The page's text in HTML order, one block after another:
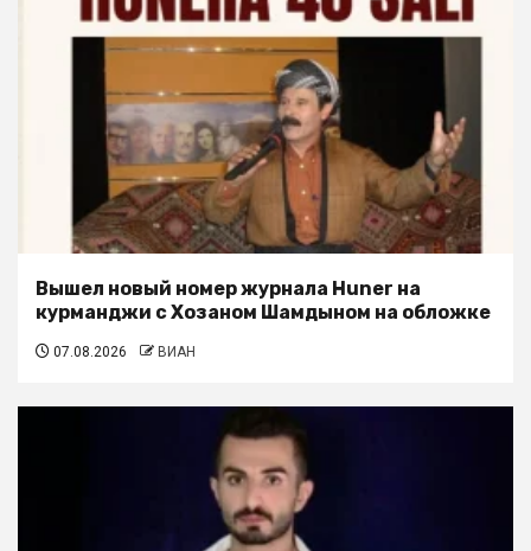
Вышел новый номер журнала Huner на
курманджи с Хозаном Шамдыном на обложке
07.08.2026 ВИАН